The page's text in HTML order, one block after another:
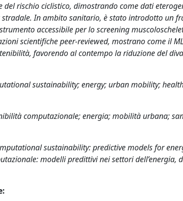
del rischio ciclistico, dimostrando come dati
In ambito sanitario, è stato introdotto un
accessibile per lo screening
scientifiche peer-reviewed, mostrano come il
favorendo al contempo la riduzione del
sustainability; energy; urban mobility;
computazionale; energia; mobilità urbana;
sustainability: predictive models for
modelli predittivi nei settori